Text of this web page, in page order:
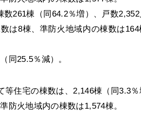
261棟（同64.2％増）、戸数2,352
は8棟、準防火地域内の棟数は164
同25.5％減）。
住宅の棟数は、2,146棟（同3.3％
防火地域内の棟数は1,574棟。